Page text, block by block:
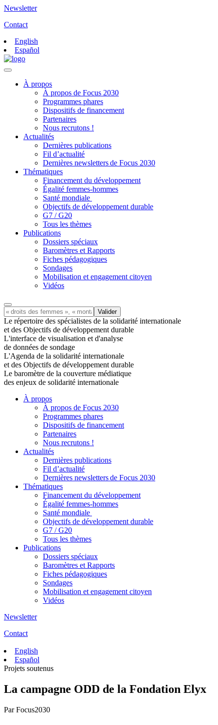
Newsletter
Contact
English
Español
À propos
À propos de Focus 2030
Programmes phares
Dispositifs de financement
Partenaires
Nous recrutons !
Actualités
Dernières publications
Fil d’actualité
Dernières newsletters de Focus 2030
Thématiques
Financement du développement
Égalité femmes-hommes
Santé mondiale
Objectifs de développement durable
G7 / G20
Tous les thèmes
Publications
Dossiers spéciaux
Baromètres et Rapports
Fiches pédagogiques
Sondages
Mobilisation et engagement citoyen
Vidéos
Le répertoire des spécialistes de la solidarité internationale
et des Objectifs de développement durable
L'interface de visualisation et d'analyse
de données de sondage
L'Agenda de la solidarité internationale
et des Objectifs de développement durable
Le baromètre de la couverture médiatique
des enjeux de solidarité internationale
À propos
À propos de Focus 2030
Programmes phares
Dispositifs de financement
Partenaires
Nous recrutons !
Actualités
Dernières publications
Fil d’actualité
Dernières newsletters de Focus 2030
Thématiques
Financement du développement
Égalité femmes-hommes
Santé mondiale
Objectifs de développement durable
G7 / G20
Tous les thèmes
Publications
Dossiers spéciaux
Baromètres et Rapports
Fiches pédagogiques
Sondages
Mobilisation et engagement citoyen
Vidéos
Newsletter
Contact
English
Español
Projets soutenus
La campagne ODD de la Fondation Elyx
ParFocus2030